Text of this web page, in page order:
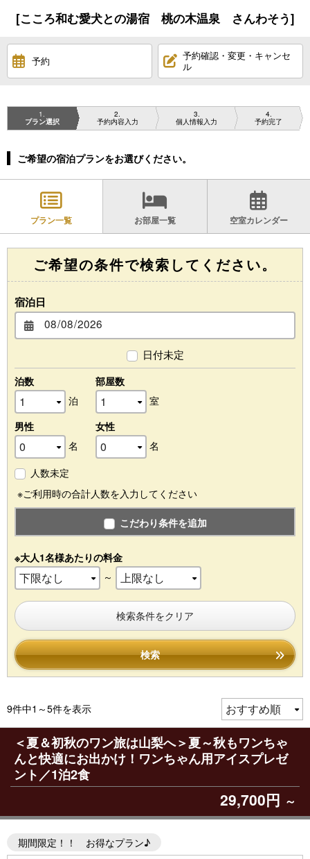
[こころ和む愛犬との湯宿 桃の木温泉 さんわそう]
予約
予約確認・変更・キャンセ
ル
1
プラン選択
2
予約内容入力
3
個人情報入力
4
予約完了
ご希望の宿泊プランをお選びください。
プラン一覧 お部屋一覧 空室カレンダー
ご希望の条件で検索してください。
宿泊日
日付未定
泊数
泊
部屋数
室
男性
名
女性
名
人数未定
※ご利用時の合計人数を入力してください
こだわり条件を追加
※大人1名様あたりの料金
～
検索条件をクリア
検索
9件中1～5件を表示
＜夏＆初秋のワン旅は山梨へ＞夏～秋もワンちゃ
んと快適にお出かけ！ワンちゃん用アイスプレゼ
ント／1泊2食
29,700円 ～
期間限定！！ お得なプラン♪